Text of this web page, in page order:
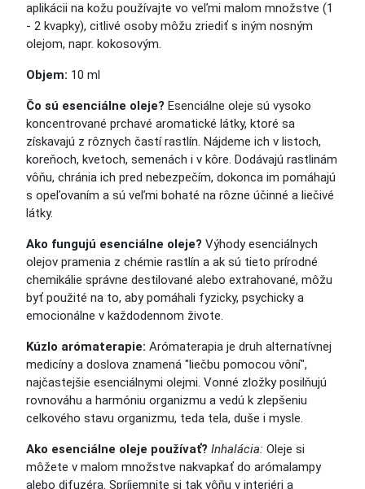
aplikácii na kožu používajte vo veľmi malom množstve (1
- 2 kvapky), citlivé osoby môžu zriediť s iným nosným
olejom, napr. kokosovým.
Objem: 10 ml
Čo sú esenciálne oleje? Esenciálne oleje sú vysoko
koncentrované prchavé aromatické látky, ktoré sa
získavajú z rôznych častí rastlín. Nájdeme ich v listoch,
koreňoch, kvetoch, semenách i v kôre. Dodávajú rastlinám
vôňu, chránia ich pred nebezpečím, dokonca im pomáhajú
s opeľovaním a sú veľmi bohaté na rôzne účinné a liečivé
látky.
Ako fungujú esenciálne oleje? Výhody esenciálnych
olejov pramenia z chémie rastlín a ak sú tieto prírodné
chemikálie správne destilované alebo extrahované, môžu
byť použité na to, aby pomáhali fyzicky, psychicky a
emocionálne v každodennom živote.
Kúzlo arómaterapie: Arómaterapia je druh alternatívnej
medicíny a doslova znamená "liečbu pomocou vôní",
najčastejšie esenciálnymi olejmi. Vonné zložky posilňujú
rovnováhu a harmóniu organizmu a vedú k zlepšeniu
celkového stavu organizmu, teda tela, duše i mysle.
Ako esenciálne oleje používať? Inhalácia: Oleje si
môžete v malom množstve nakvapkať do arómalampy
alebo difuzéra. Spríjemnite si tak vôňu v interiéri a